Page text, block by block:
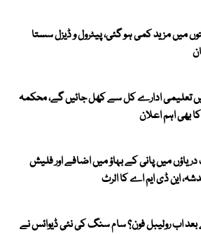
میں مزید کمی ہو گئی، پیٹرول و ڈیزل سستا
تعلیمی ادارے کل سے کھل جائیں گے، محکمہ
بھی اہم اعلان
میں پانی کے بہاؤ میں اضافے اور فلیش
این ڈی ایم اے کا الرٹ
بعد اب رولیبل فون؟ سام سنگ کی نئی ڈیوائس نے